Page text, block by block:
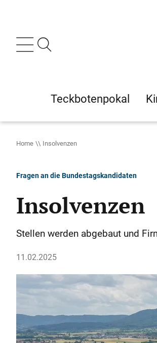
Teckbotenpokal
Home Insolvenzen
Fragen an die Bundestagskandidaten
Insolvenzen
Stellen werden abgebaut und
11.02.2025